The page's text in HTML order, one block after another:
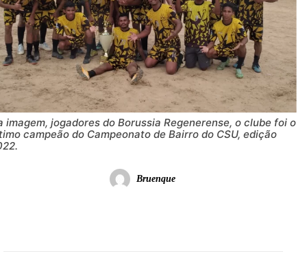
imagem, jogadores do Borussia Regenerense, o clube foi o
campeão do Campeonato de Bairro do CSU, edição
Bruenque